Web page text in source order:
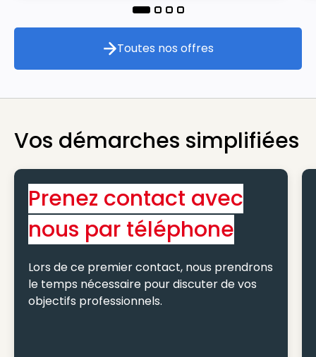
Toutes nos offres
Toutes nos offres
Vos démarches simplifiées
Prenez contact avec
nous par téléphone
Lors de ce premier contact, nous prendrons
le temps nécessaire pour discuter de vos
objectifs professionnels.